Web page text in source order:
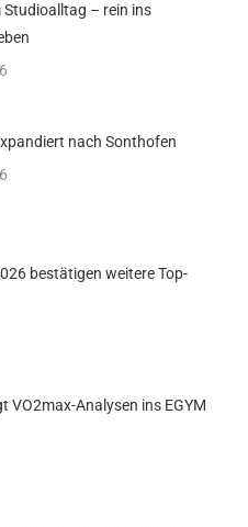
Studioalltag – rein ins
nach Sonthofen
bestätigen weitere Top-
VO2max-Analysen ins EGYM